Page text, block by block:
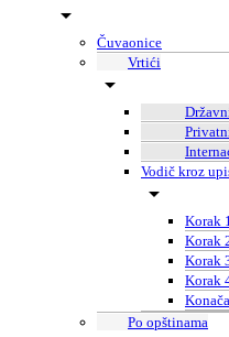
Čuvaonice
Vrtići
Vodič kroz
Korak
Korak
Korak
Korak
Po opštinama